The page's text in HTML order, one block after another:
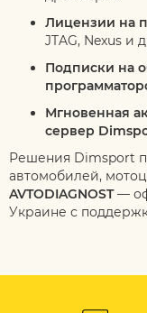
Лицензии на
JTAG, Nexus и
Подписки на
Мгновенная
сервер
Решения Dimsport
автомобилей,
AVTODIAGNOST—
Украине с